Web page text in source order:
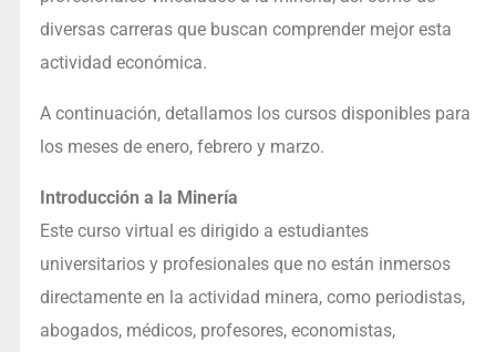
diversas carreras que buscan comprender mejor esta
actividad económica.
A continuación, detallamos los cursos disponibles para
los meses de enero, febrero y marzo.
Introducción a la Minería
Este curso virtual es dirigido a estudiantes
universitarios y profesionales que no están inmersos
directamente en la actividad minera, como periodistas,
abogados, médicos, profesores, economistas,